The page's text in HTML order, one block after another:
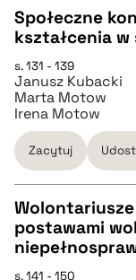
pobierz cytat
pobierz cytat
BIBTEX
pobierz cytat
Społeczne
kształcenia w
s. 131 - 139
Janusz Kubacki
Marta Motow
Irena Motow
Zacytuj
CZYSTY TEKST
postawami
s. 141 - 150